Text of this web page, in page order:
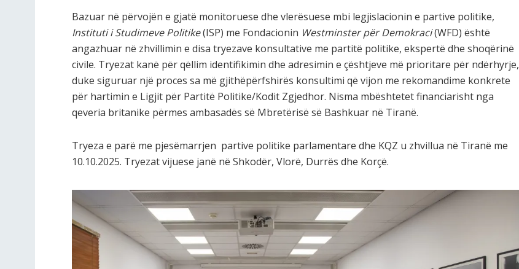
Bazuar në përvojën e gjatë monitoruese dhe vlerësuese mbi legjislacionin e partive politike,
Instituti i Studimeve Politike(ISP) me Fondacionin Westminster për Demokraci(WFD) është
angazhuar në zhvillimin e disa tryezave konsultative me partitë politike, ekspertë dhe shoqërinë
civile. Tryezat kanë për qëllim identifikimin dhe adresimin e çështjeve më prioritare për ndërhyrje,
duke siguruar një proces sa më gjithëpërfshirës konsultimi që vijon me rekomandime konkrete
për hartimin e Ligjit për Partitë Politike/Kodit Zgjedhor. Nisma mbështetet financiarisht nga
qeveria britanike përmes ambasadës së Mbretërisë së Bashkuar në Tiranë.
Tryeza e parë me pjesëmarrjen partive politike parlamentare dhe KQZ u zhvillua në Tiranë me
10.10.2025. Tryezat vijuese janë në Shkodër, Vlorë, Durrës dhe Korçë.